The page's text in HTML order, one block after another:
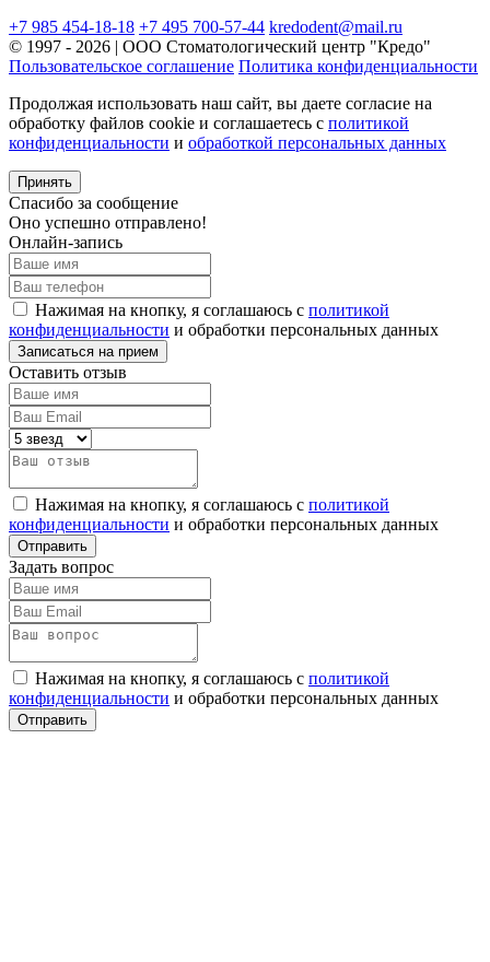
+7 985 454-18-18 +7 495 700-57-44 kredodent@mail.ru
© 1997 - 2026 | ООО Стоматологический центр "Кредо"
Пользовательское соглашение Политика конфиденциальности
Продолжая использовать наш сайт, вы даете согласие на
обработку файлов cookie и соглашаетесь с политикой
конфиденциальности и обработкой персональных данных
Принять
Спасибо за сообщение
Оно успешно отправлено!
Онлайн-запись
Нажимая на кнопку, я соглашаюсь с политикой
конфиденциальности и обработки персональных данных
Оставить отзыв
Нажимая на кнопку, я соглашаюсь с политикой
конфиденциальности и обработки персональных данных
Задать вопрос
Нажимая на кнопку, я соглашаюсь с политикой
конфиденциальности и обработки персональных данных